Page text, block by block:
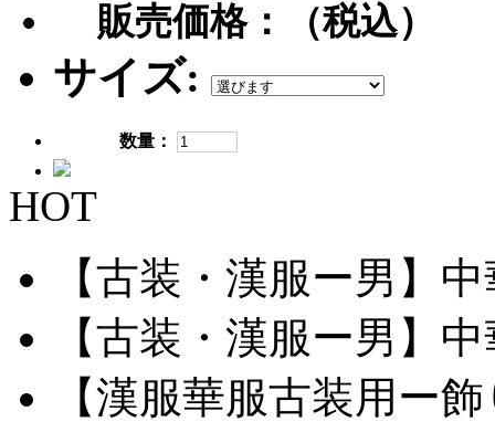
販売価格：
（税込）
サイズ:
数量：
HOT
【古装・漢服ー男】
【古装・漢服ー男】
【漢服華服古装用ー